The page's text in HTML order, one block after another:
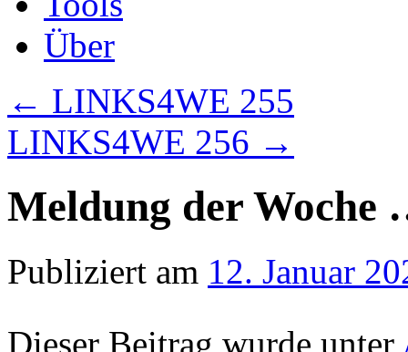
Über
← LINKS4WE 255
LINKS4WE 256 →
Meldung der
Publiziert am 12. Januar
Dieser Beitrag wurde unter